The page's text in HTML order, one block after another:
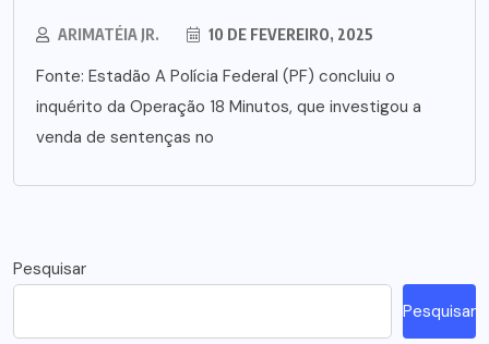
ARIMATÉIA JR. 10 DE FEVEREIRO, 2025
Fonte: Estadão A Polícia Federal (PF) concluiu o
inquérito da Operação 18 Minutos, que investigou a
venda de sentenças no
Pesquisar
Pesquisar